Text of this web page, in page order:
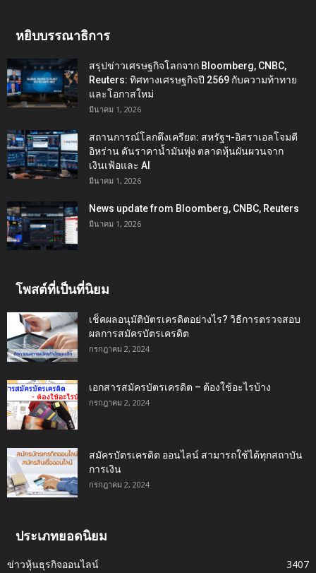
หยิบบรรณาธิการ
สรุปข่าวเศรษฐกิจโลกจาก Bloomberg, CNBC,
Reuters: ทิศทางเศรษฐกิจปี 2569 กับความท้าทาย
และโอกาสใหม่
มีนาคม 1, 2026
สถานการณ์โลกตึงเครียด: สหรัฐฯ-อิสราเอลโจมตี
อิหร่าน ดันราคาน้ำมันพุ่ง ตลาดหุ้นผันผวนจาก
เงินเฟ้อและ AI
มีนาคม 1, 2026
News update from Bloomberg, CNBC, Reuters
มีนาคม 1, 2026
โพสต์ที่เป็นที่นิยม
เช็คผลอนุมัติบัตรเครดิตอย่างไร? วิธีการตรวจสอบ
ผลการสมัครบัตรเครดิต
กรกฎาคม 2, 2024
เอกสารสมัครบัตรเครดิต – ต้องใช้อะไรบ้าง
กรกฎาคม 2, 2024
สมัครบัตรเครดิต ออนไลน์ สามารถใช้ได้ทุกสถาบัน
การเงิน
กรกฎาคม 2, 2024
ประเภทยอดนิยม
ข่าวหุ้นธุรกิจออนไลน์
3407